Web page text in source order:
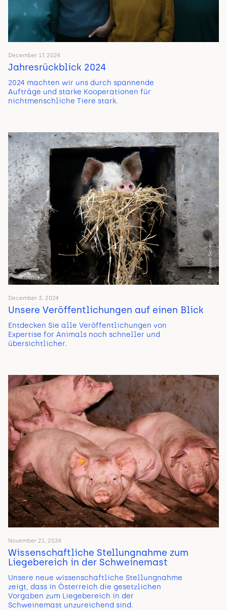
December 17, 2024
Jahresrückblick 2024
2024 machten wir uns durch spannende
Aufträge und starke Kooperationen für
nichtmenschliche Tiere stark.
December 3, 2024
Unsere Veröffentlichungen auf einen Blick
Entdecken Sie alle Veröffentlichungen von
Expertise for Animals noch schneller und
übersichtlicher.
November 21, 2024
Wissenschaftliche Stellungnahme zum
Liegebereich in der Schweinemast
Unsere neue wissenschaftliche Stellungnahme
zeigt, dass in Österreich die gesetzlichen
Vorgaben zum Liegebereich in der
Schweinemast unzureichend sind.